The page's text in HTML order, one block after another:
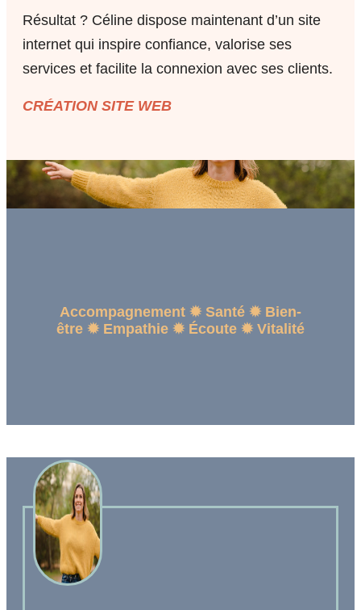
Résultat ? Céline dispose maintenant d’un site
internet qui inspire confiance, valorise ses
services et facilite la connexion avec ses clients.
CRÉATION SITE WEB
Accompagnement ✹ Santé ✹ Bien-
être ✹ Empathie ✹ Écoute ✹ Vitalité